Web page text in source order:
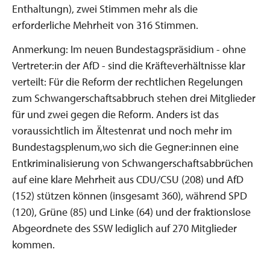
Enthaltungn), zwei Stimmen mehr als die
erforderliche Mehrheit von 316 Stimmen.
Anmerkung: Im neuen Bundestagspräsidium - ohne
Vertreter:in der AfD - sind die Kräfteverhältnisse klar
verteilt: Für die Reform der rechtlichen Regelungen
zum Schwangerschaftsabbruch stehen drei Mitglieder
für und zwei gegen die Reform. Anders ist das
voraussichtlich im Ältestenrat und noch mehr im
Bundestagsplenum,wo sich die Gegner:innen eine
Entkriminalisierung von Schwangerschaftsabbrüchen
auf eine klare Mehrheit aus CDU/CSU (208) und AfD
(152) stützen können (insgesamt 360), während SPD
(120), Grüne (85) und Linke (64) und der fraktionslose
Abgeordnete des SSW lediglich auf 270 Mitglieder
kommen.